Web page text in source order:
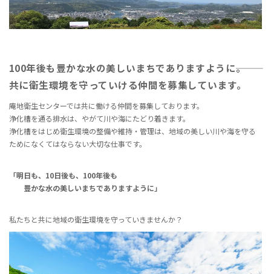
100年後も豊かな水の美しいまちでありますように―――。
共に衛生環境を守っていける仲間を募集しています。
庵地衛生センターでは共に働ける仲間を募集しております。
浄化槽を通る排水は、やがて川や海にたどり着きます。
浄化槽をはじめ衛生環境の整備や維持・管理は、地域の美しい川や海を守る
ためになくてはならない大切な仕事です。
「明日も、10日後も、100年後も
豊かな水の美しいまちでありますように」
私たちと共に地域の衛生環境を守っていきませんか？